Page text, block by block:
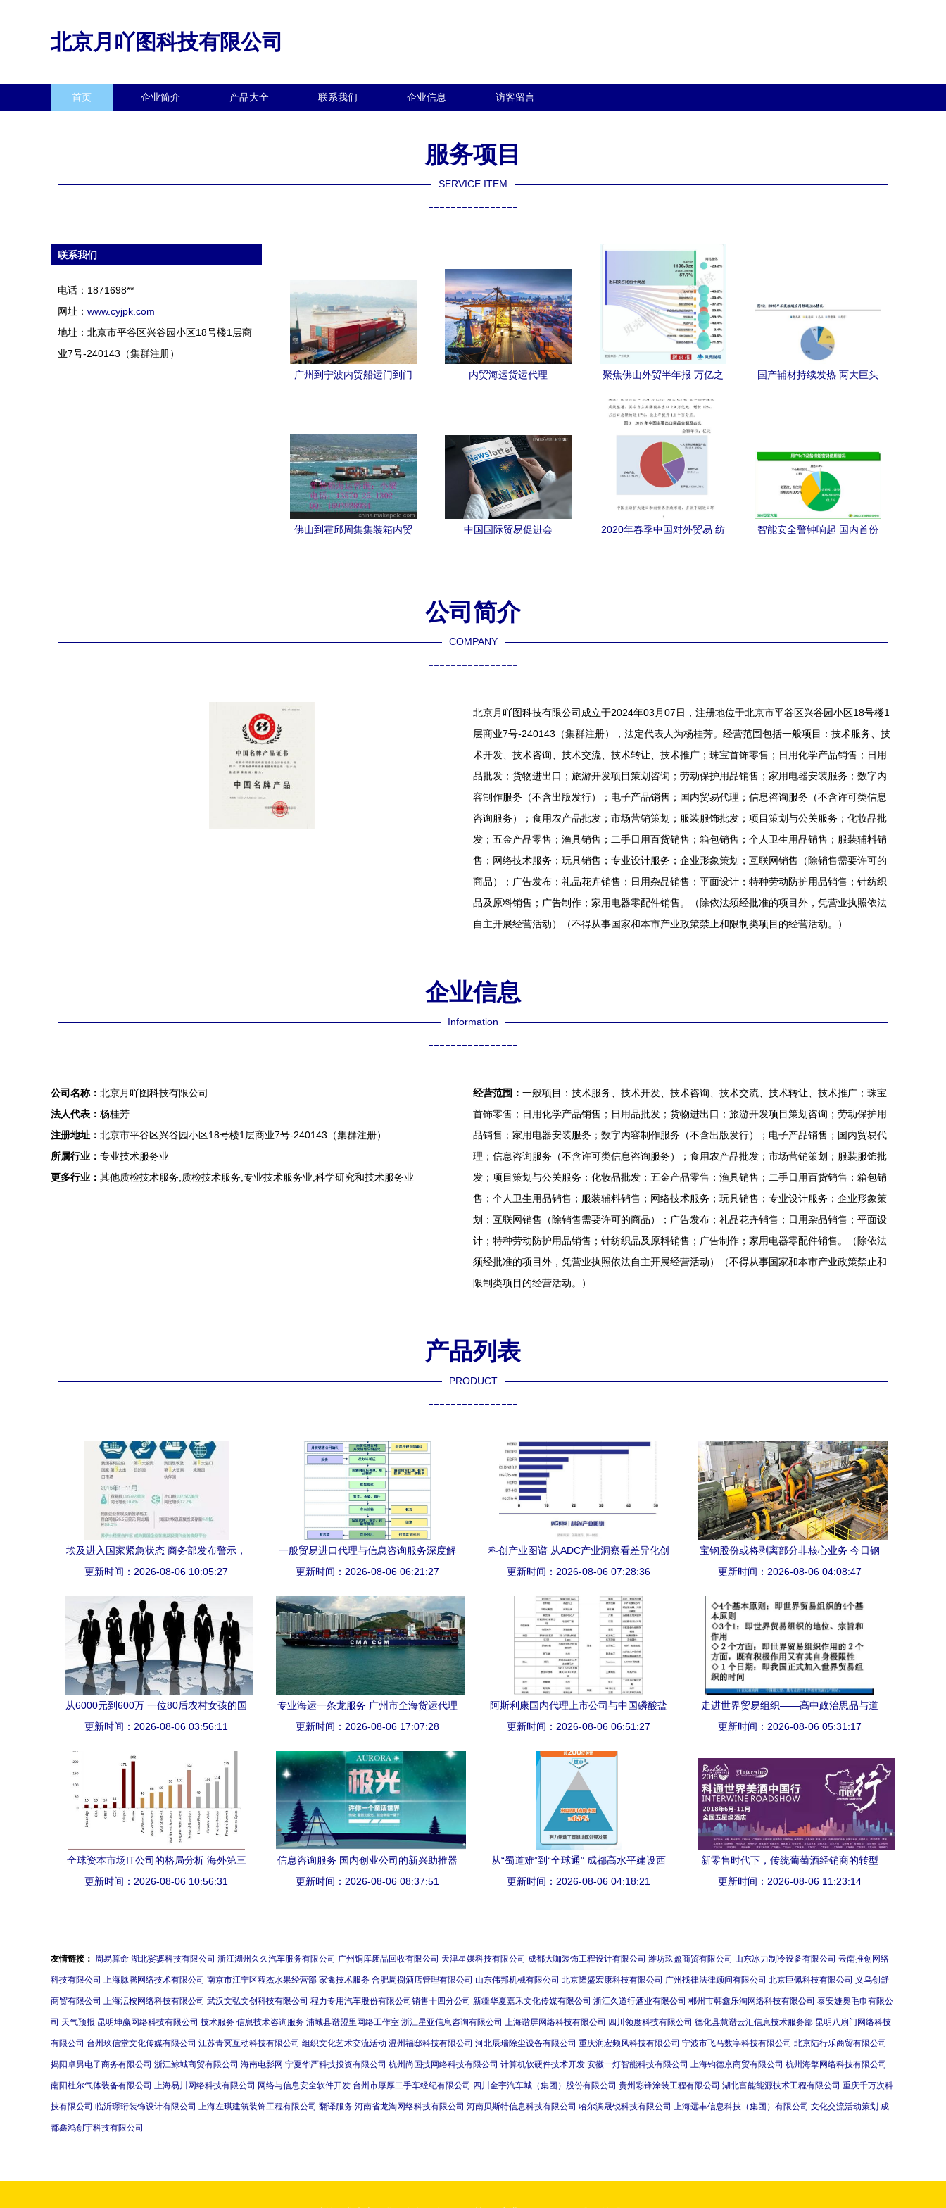
北京月吖图科技有限公司
首页 企业简介 产品大全 联系我们 企业信息 访客留言
服务项目
SERVICE ITEM
----------------
联系我们
电话：1871698**
网址： www.cyjpk.com
地址：北京市平谷区兴谷园小区18号楼1层商
业7号-240143（集群注册）
广州到宁波内贸船运门到门
人一目了然的示意图（本文
章仅为文字描述，实际服务
中广州海迪会提供详细图片
一览）。图表概述了服务覆
盖的各个环节 咨询、订舱、
拿贴心打造''广州物例端）；
内贸海运货运代理
聚焦佛山外贸半年报 万亿之
品“八降二升”释放何种信号？
国产辅材持续发热 两大巨头
佛山到霍邱周集集装箱内贸
中国国际贸易促进会
2020年春季中国对外贸易 纺
智能安全警钟响起 国内首份
公司简介
COMPANY
----------------
北京月吖图科技有限公司成立于2024年03月07日，注册地位于北京市平谷区兴谷园小区18号楼1
层商业7号-240143（集群注册），法定代表人为杨桂芳。经营范围包括一般项目：技术服务、技
术开发、技术咨询、技术交流、技术转让、技术推广；珠宝首饰零售；日用化学产品销售；日用
品批发；货物进出口；旅游开发项目策划咨询；劳动保护用品销售；家用电器安装服务；数字内
容制作服务（不含出版发行）；电子产品销售；国内贸易代理；信息咨询服务（不含许可类信息
咨询服务）；食用农产品批发；市场营销策划；服装服饰批发；项目策划与公关服务；化妆品批
发；五金产品零售；渔具销售；二手日用百货销售；箱包销售；个人卫生用品销售；服装辅料销
售；网络技术服务；玩具销售；专业设计服务；企业形象策划；互联网销售（除销售需要许可的
商品）；广告发布；礼品花卉销售；日用杂品销售；平面设计；特种劳动防护用品销售；针纺织
品及原料销售；广告制作；家用电器零配件销售。（除依法须经批准的项目外，凭营业执照依法
自主开展经营活动）（不得从事国家和本市产业政策禁止和限制类项目的经营活动。）
企业信息
Information
----------------
公司名称： 北京月吖图科技有限公司
法人代表： 杨桂芳
注册地址： 北京市平谷区兴谷园小区18号楼1层商业7号-240143（集群注册）
所属行业： 专业技术服务业
更多行业： 其他质检技术服务,质检技术服务,专业技术服务业,科学研究和技术服务业
经营范围： 一般项目：技术服务、技术开发、技术咨询、技术交流、技术转让、技术推广；珠宝
首饰零售；日用化学产品销售；日用品批发；货物进出口；旅游开发项目策划咨询；劳动保护用
品销售；家用电器安装服务；数字内容制作服务（不含出版发行）；电子产品销售；国内贸易代
理；信息咨询服务（不含许可类信息咨询服务）；食用农产品批发；市场营销策划；服装服饰批
发；项目策划与公关服务；化妆品批发；五金产品零售；渔具销售；二手日用百货销售；箱包销
售；个人卫生用品销售；服装辅料销售；网络技术服务；玩具销售；专业设计服务；企业形象策
划；互联网销售（除销售需要许可的商品）；广告发布；礼品花卉销售；日用杂品销售；平面设
计；特种劳动防护用品销售；针纺织品及原料销售；广告制作；家用电器零配件销售。（除依法
须经批准的项目外，凭营业执照依法自主开展经营活动）（不得从事国家和本市产业政策禁止和
限制类项目的经营活动。）
产品列表
PRODUCT
----------------
埃及进入国家紧急状态 商务部发布警示，
外贸货代企业需加强风险防范
更新时间：2026-08-06 10:05:27
一般贸易进口代理与信息咨询服务深度解
析
更新时间：2026-08-06 06:21:27
科创产业图谱 从ADC产业洞察看差异化创
新铸就核心竞争力，国内ADC产业话语权
更新时间：2026-08-06 07:28:36
宝钢股份或将剥离部分非核心业务 今日钢
铁财经资讯速览与信息咨询解读
更新时间：2026-08-06 04:08:47
从6000元到600万 一位80后农村女孩的国
内贸易代理逆袭之路
更新时间：2026-08-06 03:56:11
专业海运一条龙服务 广州市全海货运代理
为您护航
更新时间：2026-08-06 17:07:28
阿斯利康国内代理上市公司与中国磷酸盐
资源及贸易代理现状分析
更新时间：2026-08-06 06:51:27
走进世界贸易组织——高中政治思品与道
德法治精品课件｜内含资料下载与咨询服
更新时间：2026-08-06 05:31:17
全球资本市场IT公司的格局分析 海外第三
方主导，国内金融IT供应商后发优势显
更新时间：2026-08-06 10:56:31
信息咨询服务 国内创业公司的新兴助推器
更新时间：2026-08-06 08:37:51
从“蜀道难”到“全球通” 成都高水平建设西
部国际枢纽与国内贸易代理新格局
更新时间：2026-08-06 04:18:21
新零售时代下，传统葡萄酒经销商的转型
之路——专访中国进口葡萄酒联盟首席顾
更新时间：2026-08-06 11:23:14
友情链接： 周易算命 湖北娑婆科技有限公司 浙江湖州久久汽车服务有限公司 广州铜库废品回收有限公司 天津星媒科技有限公司 成都大咖装饰工程设计有限公司 潍坊玖盈商贸有限公司 山东冰力制冷设备有限公司 云南推创网络
科技有限公司 上海脉腾网络技术有限公司 南京市江宁区程杰水果经营部 家禽技术服务 合肥周捌酒店管理有限公司 山东伟邦机械有限公司 北京隆盛宏康科技有限公司 广州找律法律顾问有限公司 北京巨佩科技有限公司 义乌创舒
商贸有限公司 上海沄桉网络科技有限公司 武汉文弘文创科技有限公司 程力专用汽车股份有限公司销售十四分公司 新疆华夏嘉禾文化传媒有限公司 浙江久道行酒业有限公司 郴州市韩鑫乐淘网络科技有限公司 泰安婕奥毛巾有限公
司 天气预报 昆明坤赢网络科技有限公司 技术服务 信息技术咨询服务 浦城县谱盟里网络工作室 浙江星亚信息咨询有限公司 上海谐屏网络科技有限公司 四川领度科技有限公司 德化县慧谱云汇信息技术服务部 昆明八扇门网络科技
有限公司 台州玖信堂文化传媒有限公司 江苏青冥互动科技有限公司 组织文化艺术交流活动 温州福邸科技有限公司 河北辰瑞除尘设备有限公司 重庆润宏频风科技有限公司 宁波市飞马数字科技有限公司 北京陆行乐商贸有限公司
揭阳卓男电子商务有限公司 浙江鲸城商贸有限公司 海南电影网 宁夏华严科技投资有限公司 杭州尚国技网络科技有限公司 计算机软硬件技术开发 安徽一灯智能科技有限公司 上海钧德京商贸有限公司 杭州海擎网络科技有限公司
南阳杜尔气体装备有限公司 上海易川网络科技有限公司 网络与信息安全软件开发 台州市厚厚二手车经纪有限公司 四川金宇汽车城（集团）股份有限公司 贵州彩锋涂装工程有限公司 湖北富能能源技术工程有限公司 重庆千万次科
技有限公司 临沂璟珩装饰设计有限公司 上海左琪建筑装饰工程有限公司 翻译服务 河南省龙淘网络科技有限公司 河南贝斯特信息科技有限公司 哈尔滨晟锐科技有限公司 上海远丰信息科技（集团）有限公司 文化交流活动策划 成
都鑫鸿创宇科技有限公司